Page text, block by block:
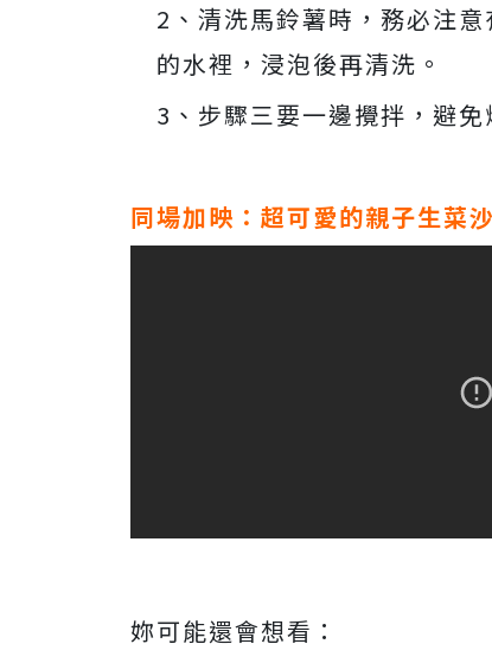
2、清洗馬鈴薯時，務必注
的水裡，浸泡後再清洗。
3、步驟三要一邊攪拌，避免
同場加映：超可愛的親子生菜
妳可能還會想看：